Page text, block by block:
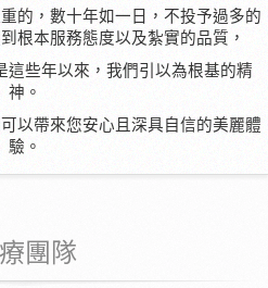
的，數十年如一日，不投予過多的
根本服務態度以及紮實的品質，
這些年以來，我們引以為根基的精
神。
以帶來您安心且深具自信的美麗體
驗。
團隊